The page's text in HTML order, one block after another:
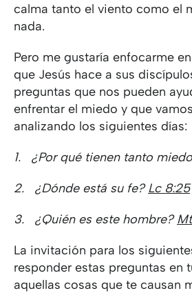
calma tanto el viento como el
nada.
Pero me gustaría enfocarme
que Jesús hace a sus
preguntas que nos pueden
enfrentar el miedo y que
analizando los siguientes días:
1. ¿Por qué tienen tanto
2. ¿Dónde está su fe?Lc 8:25
3. ¿Quién es este hombre?
La invitación para los
responder estas preguntas en
aquellas cosas que te causan